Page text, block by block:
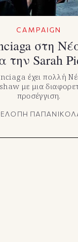
CAMPAIGN
στη
την Sarah
έχει πολλή
με μια
προσέγγιση.